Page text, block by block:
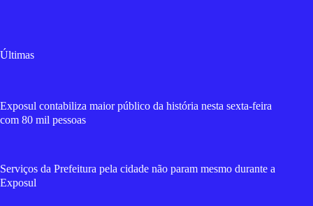
Últimas
Exposul contabiliza maior público da história nesta sexta-feira
com 80 mil pessoas
Serviços da Prefeitura pela cidade não param mesmo durante a
Exposul